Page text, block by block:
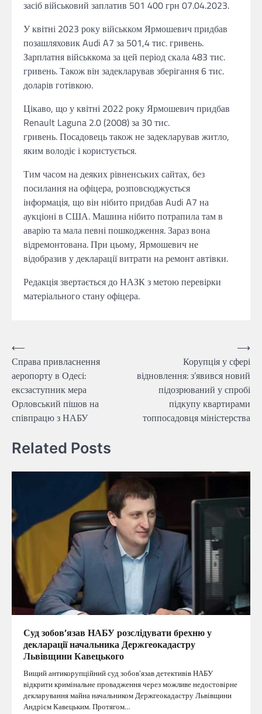
засіб військовий заплатив 501 400 грн 07.04.2023.
У квітні 2023 року військком Ярмошевич придбав
позашляховик Audi A7 за 501,4 тис. гривень.
Зарплатня військкома за цей період скала 483 тис.
гривень. Також він задекларував зберігання 6 тис.
доларів готівкою.
Цікаво, що у квітні 2022 року Ярмошевич придбав
Renault Laguna 2.0 (2008) за 30 тис.
гривень. Посадовець також не задекларував житло,
яким володіє і користується.
Тим часом на деяких рівненських сайтах, без
посилання на офіцера, розповсюджується
інформація, що він нібито придбав Audi A7 на
аукціоні в США. Машина нібито потрапила там в
аварію та мала певні пошкодження. Зараз вона
відремонтована. При цьому, Ярмошевич не
відобразив у декларації витрати на ремонт автівки.
Редакція звертається до НАЗК з метою перевірки
матеріального стану офіцера.
Навігація
записів
⟵
Справа привласнення
аеропорту в Одесі:
ексзаступник мера
Орловський пішов на
співпрацю з НАБУ
Корупція у сфері
відновлення: з’явився новий
підозрюваний у спробі
підкупу квартирами
топпосадовця міністерства
⟶
Related Posts
Суд зобов’язав НАБУ розслідувати брехню у
декларації начальника Держгеокадастру
Львівщини Кавецького
Вищий антикорупційний суд зобов’язав детективів НАБУ
відкрити кримінальне провадження через можливе недостовірне
декларування майна начальником Держгеокадастру Львівщини
Андрієм Кавецьким. Протягом…